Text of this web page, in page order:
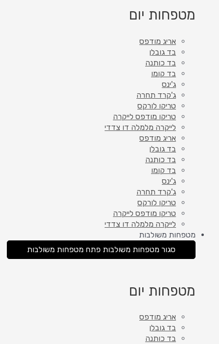
מטפחות יום
אריג מודפס
בד גובלן
בד כותנה
בד קומו
ג'ינס
ג'קרד תחרה
טריקו לורקס
טריקו מודפס לייקרה
לייקרה מלמלה דו צדדי
אריג מודפס
בד גובלן
בד כותנה
בד קומו
ג'ינס
ג'קרד תחרה
טריקו לורקס
טריקו מודפס לייקרה
לייקרה מלמלה דו צדדי
מטפחות משולבות
סגור מטפחות משולבות פתח מטפחות משולבות
מטפחות יום
אריג מודפס
בד גובלן
בד כותנה